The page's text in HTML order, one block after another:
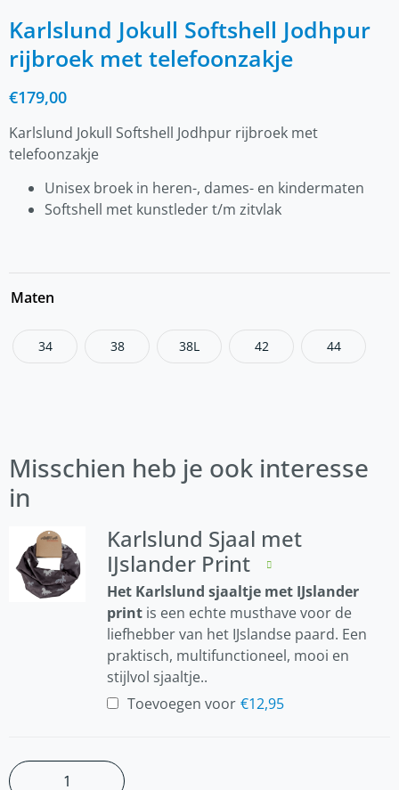
Karlslund Jokull Softshell Jodhpur
rijbroek met telefoonzakje
€179,00
Karlslund Jokull Softshell Jodhpur rijbroek met
telefoonzakje
Unisex broek in heren-, dames- en kindermaten
Softshell met kunstleder t/m zitvlak
Maten
34 38 38L 42 44
Misschien heb je ook interesse
in
Karlslund Sjaal met
IJslander Print
Het Karlslund sjaaltje met IJslander
printis een echte musthave voor de
liefhebber van het IJslandse paard. Een
praktisch, multifunctioneel, mooi en
stijlvol sjaaltje..
Toevoegen voor €12,95